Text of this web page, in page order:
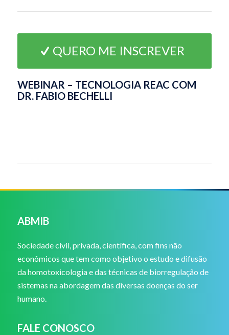
QUERO ME INSCREVER
WEBINAR – TECNOLOGIA REAC COM
DR. FABIO BECHELLI
ABMIB
Sociedade civil, privada, científica, com fins não
econômicos que tem como objetivo o estudo e difusão
da homotoxicologia e das técnicas de biorregulação de
sistemas na abordagem das diversas doenças do ser
humano.
FALE CONOSCO